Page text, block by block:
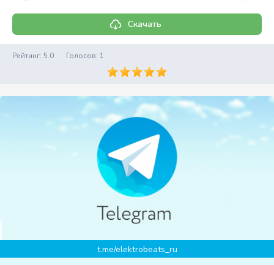
Скачать
Рейтинг: 5.0 Голосов: 1
t.me/elektrobeats_ru